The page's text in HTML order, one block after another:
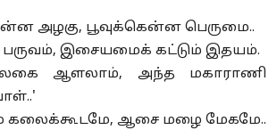
அழகு, பூவுக்கென்ன பெருமை..
பருவம், இசையமைக் கட்டும் இதயம்.
ஆளலாம், அந்த மகாராணி
கலைக்கூடமே, ஆசை மழை மேகமே..